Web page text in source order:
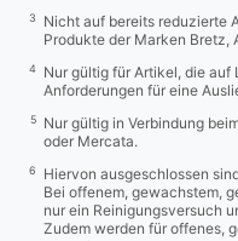
3
Nicht auf bereits reduzierte
Produkte der Marken Bretz,
4
Nur gültig für Artikel, die
Anforderungen für eine
5
Nur gültig in Verbindung
oder Mercata.
6
Hiervon ausgeschlossen
Bei offenem, gewachstem,
nur ein Reinigungsversuch
Zudem werden für offenes,